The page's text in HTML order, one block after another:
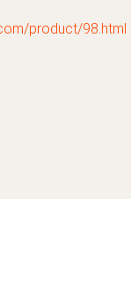
product/98.html